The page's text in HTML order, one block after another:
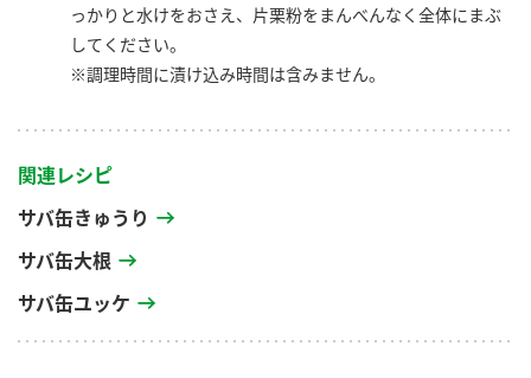
っかりと水けをおさえ、片栗粉をまんべんなく全体にまぶ
してください。
※調理時間に漬け込み時間は含みません。
関連レシピ
サバ缶きゅうり
サバ缶大根
サバ缶ユッケ